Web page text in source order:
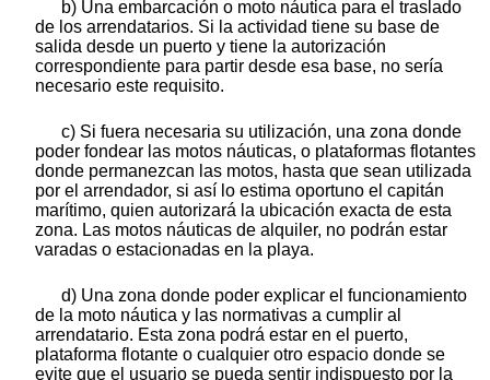
b) Una embarcación o moto náutica para el traslado
de los arrendatarios. Si la actividad tiene su base de
salida desde un puerto y tiene la autorización
correspondiente para partir desde esa base, no sería
necesario este requisito.
c) Si fuera necesaria su utilización, una zona donde
poder fondear las motos náuticas, o plataformas flotantes
donde permanezcan las motos, hasta que sean utilizada
por el arrendador, si así lo estima oportuno el capitán
marítimo, quien autorizará la ubicación exacta de esta
zona. Las motos náuticas de alquiler, no podrán estar
varadas o estacionadas en la playa.
d) Una zona donde poder explicar el funcionamiento
de la moto náutica y las normativas a cumplir al
arrendatario. Esta zona podrá estar en el puerto,
plataforma flotante o cualquier otro espacio donde se
evite que el usuario se pueda sentir indispuesto por la